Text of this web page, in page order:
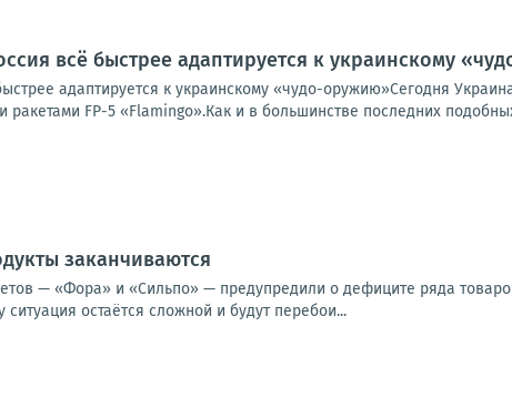
всё быстрее адаптируется к украинскому
адаптируется к украинскому «чудо-оружию»Сегодня
FP-5 «Flamingo».Как и в большинстве последних
заканчиваются
— «Фора» и «Сильпо» — предупредили о дефиците ряда
остаётся сложной и будут перебои...